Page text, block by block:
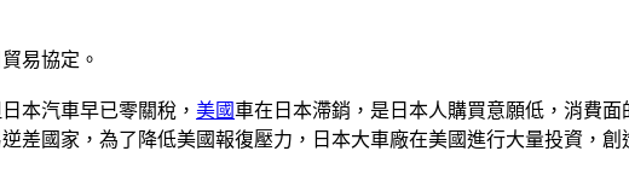
易協定。
本汽車早已零關稅， 美國車在日本滯銷，是日本人購買意願低，消費
差國家，為了降低美國報復壓力，日本大車廠在美國進行大量投資，